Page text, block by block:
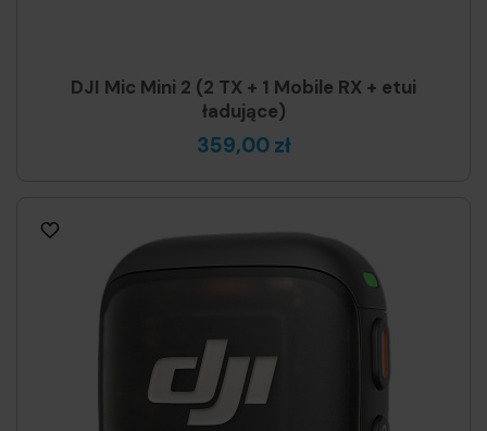
DJI Mic Mini 2 (2 TX + 1 Mobile RX + etui
ładujące)
359,00 zł